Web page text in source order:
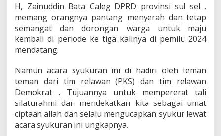
D
P
p
v
n
s
i
s
u
l
H, Zainuddin Bata Caleg DPRD provinsi sul sel ,
memang orangnya pantang menyerah dan tetap
semangat dan dorongan warga untuk maju
kembali di periode ke tiga kalinya di pemilu 2024
mendatang.
Namun acara syukuran ini di hadiri oleh teman
teman dari tim relawan (PKS) dan tim relawan
Demokrat . Tujuannya untuk mempererat tali
silaturahmi dan mendekatkan kita sebagai umat
ciptaan allah dan selalu mengucapkan syukur lewat
acara syukuran ini ungkapnya.